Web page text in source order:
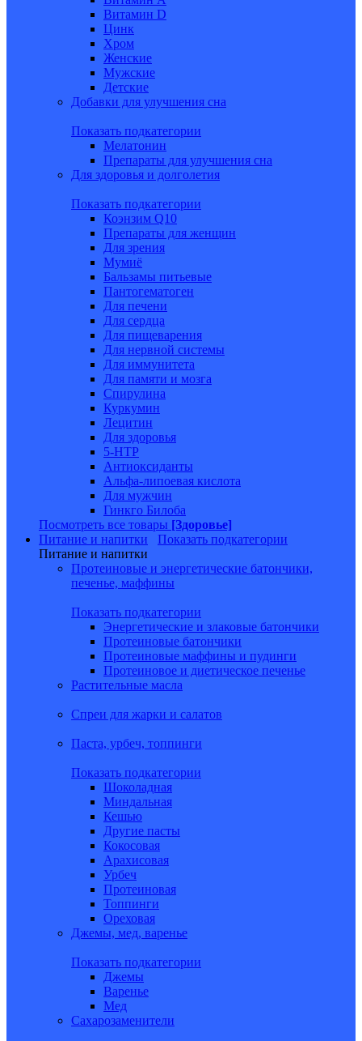
Витамин D
Цинк
Хром
Женские
Мужские
Детские
Добавки для улучшения сна
Показать подкатегории
Мелатонин
Препараты для улучшения сна
Для здоровья и долголетия
Показать подкатегории
Коэнзим Q10
Препараты для женщин
Для зрения
Мумиё
Бальзамы питьевые
Пантогематоген
Для печени
Для сердца
Для пищеварения
Для нервной системы
Для иммунитета
Для памяти и мозга
Спирулина
Куркумин
Лецитин
Для здоровья
5-HTP
Антиоксиданты
Альфа-липоевая кислота
Для мужчин
Гинкго Билоба
Посмотреть все товары [Здоровье]
Питание и напитки
Показать подкатегории
Питание и напитки
Протеиновые и энергетические батончики,
печенье, маффины
Показать подкатегории
Энергетические и злаковые батончики
Протеиновые батончики
Протеиновые маффины и пудинги
Протеиновое и диетическое печенье
Растительные масла
Спреи для жарки и салатов
Паста, урбеч, топпинги
Показать подкатегории
Шоколадная
Миндальная
Кешью
Другие пасты
Кокосовая
Арахисовая
Урбеч
Протеиновая
Топпинги
Ореховая
Джемы, мед, варенье
Показать подкатегории
Джемы
Варенье
Мед
Сахарозаменители